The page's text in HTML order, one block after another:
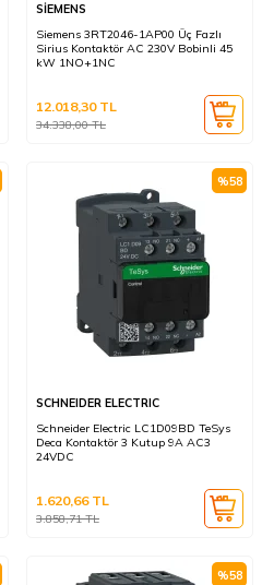
SİEMENS
Siemens 3RT2046-1AP00 Üç Fazlı
Sirius Kontaktör AC 230V Bobinli 45
kW 1NO+1NC
34.338,00TL
12.018,30TL
%58
SCHNEIDER ELECTRIC
Schneider Electric LC1D09BD TeSys
Deca Kontaktör 3 Kutup 9A AC3
24VDC
3.858,71TL
1.620,66TL
%58